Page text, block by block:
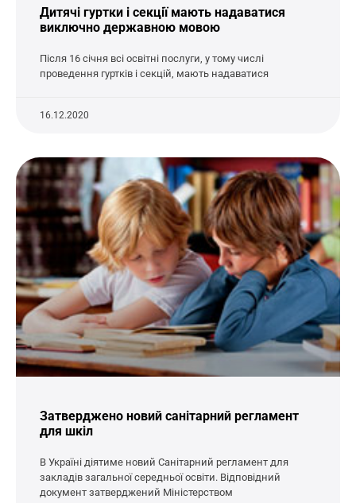
Дитячі гуртки і секції мають надаватися
виключно державною мовою
Після 16 січня всі освітні послуги, у тому числі
проведення гуртків і секцій, мають надаватися
16.12.2020
Затверджено новий санітарний регламент
для шкіл
В Україні діятиме новий Санітарний регламент для
закладів загальної середньої освіти. Відповідний
документ затверджений Міністерством